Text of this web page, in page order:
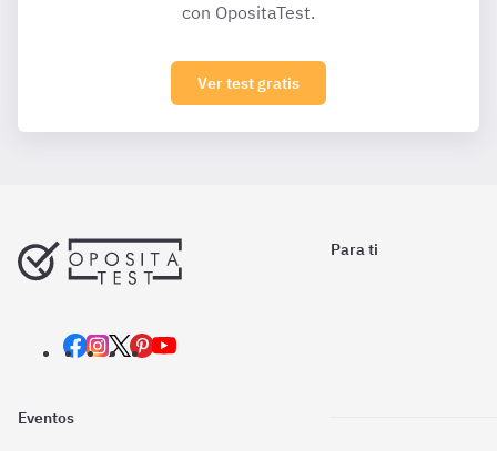
con OpositaTest.
Ver test gratis
Para ti
Eventos